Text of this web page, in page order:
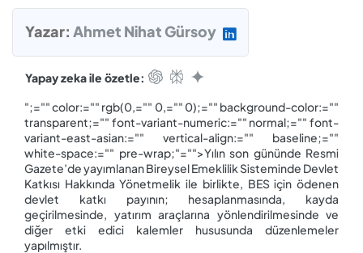
Yazar: Ahmet Nihat Gürsoy
Yapay zeka ile özetle:
";="" color:="" rgb(0,="" 0,="" 0);="" background-color:=""
transparent;="" font-variant-numeric:="" normal;="" font-
variant-east-asian:="" vertical-align:="" baseline;=""
white-space:="" pre-wrap;"="">Yılın son gününde Resmi
Gazete’de yayımlanan Bireysel Emeklilik Sisteminde Devlet
Katkısı Hakkında Yönetmelik ile birlikte, BES için ödenen
devlet katkı payının; hesaplanmasında, kayda
geçirilmesinde, yatırım araçlarına yönlendirilmesinde ve
diğer etki edici kalemler hususunda düzenlemeler
yapılmıştır.